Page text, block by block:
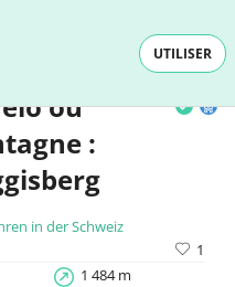
UTILISER
ou
:
in der Schweiz
1
1 484 m